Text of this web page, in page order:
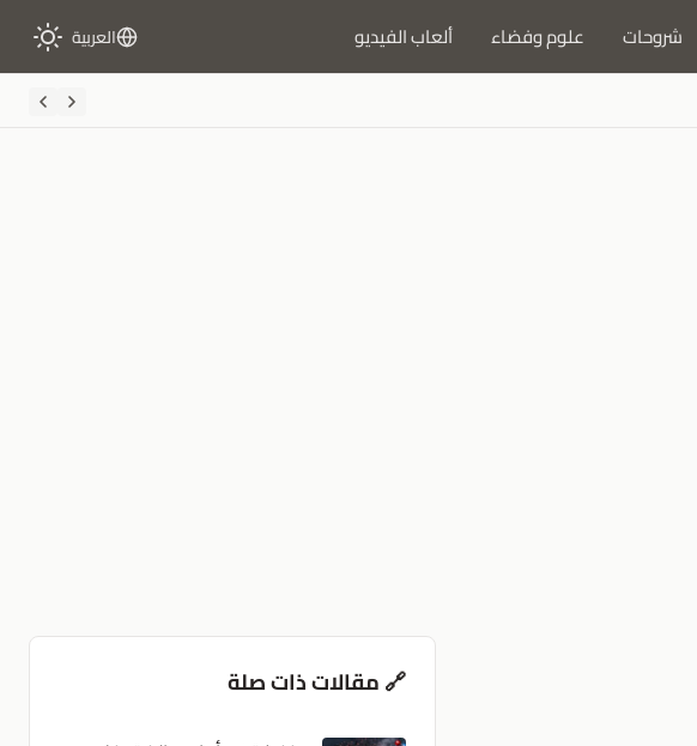
شروحات علوم وفضاء ألعاب الفيديو العربية
🔗 مقالات ذات صلة